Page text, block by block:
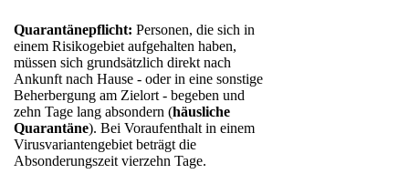
Quarantänepflicht: Personen, die sich in
einem Risikogebiet aufgehalten haben,
müssen sich grundsätzlich direkt nach
Ankunft nach Hause - oder in eine sonstige
Beherbergung am Zielort - begeben und
zehn Tage lang absondern (häusliche
Quarantäne). Bei Voraufenthalt in einem
Virusvariantengebiet beträgt die
Absonderungszeit vierzehn Tage.